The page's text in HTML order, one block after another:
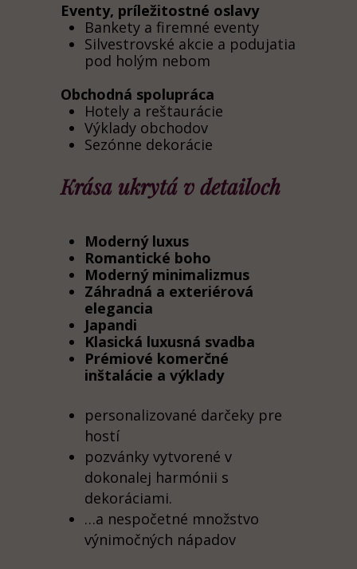
Eventy, príležitostné oslavy
Bankety a firemné eventy
Silvestrovské akcie a podujatia
pod holým nebom
Obchodná spolupráca
Hotely a reštaurácie
Výklady obchodov
Sezónne dekorácie
Krása ukrytá v detailoch
Moderný luxus
Romantické boho
Moderný minimalizmus
Záhradná a exteriérová
elegancia
Japandi
Klasická luxusná svadba
Prémiové komerčné
inštalácie a výklady
personalizované darčeky pre
hostí
pozvánky vytvorené v
dokonalej harmónii s
dekoráciami.
…a nespočetné množstvo
výnimočných nápadov